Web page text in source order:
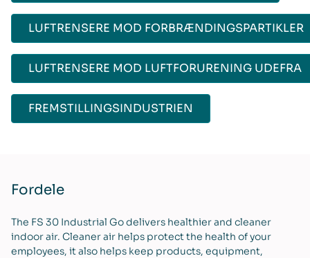
LUFTRENSERE MOD FORBRÆNDINGSPARTIKLER
LUFTRENSERE MOD LUFTFORURENING UDEFRA
FREMSTILLINGSINDUSTRIEN
Fordele
The FS 30 Industrial Go delivers healthier and cleaner
indoor air. Cleaner air helps protect the health of your
employees, it also helps keep products, equipment,